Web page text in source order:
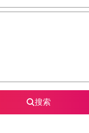
搜索